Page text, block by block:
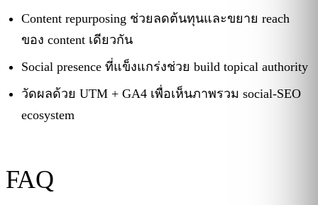
Content repurposing ช่วยลดต้นทุนและขยาย reach
ของ content เดียวกัน
Social presence ที่แข็งแกร่งช่วย build topical authority
วัดผลด้วย UTM + GA4 เพื่อเห็นภาพรวม social-SEO
ecosystem
FAQ